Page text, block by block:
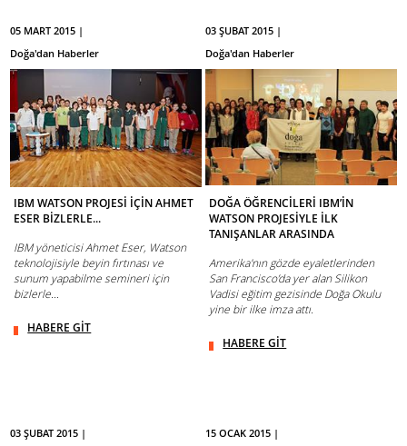
05 MART 2015 |
Doğa'dan Haberler
IBM WATSON PROJESİ İÇİN AHMET
ESER BİZLERLE...
IBM yöneticisi Ahmet Eser, Watson
teknolojisiyle beyin fırtınası ve
sunum yapabilme semineri için
bizlerle...
HABERE GİT
03 ŞUBAT 2015 |
Doğa'dan Haberler
DOĞA ÖĞRENCİLERİ IBM’İN
WATSON PROJESİYLE İLK
TANIŞANLAR ARASINDA
Amerika'nın gözde eyaletlerinden
San Francisco’da yer alan Silikon
Vadisi eğitim gezisinde Doğa Okulu
yine bir ilke imza attı.
HABERE GİT
03 ŞUBAT 2015 |
15 OCAK 2015 |